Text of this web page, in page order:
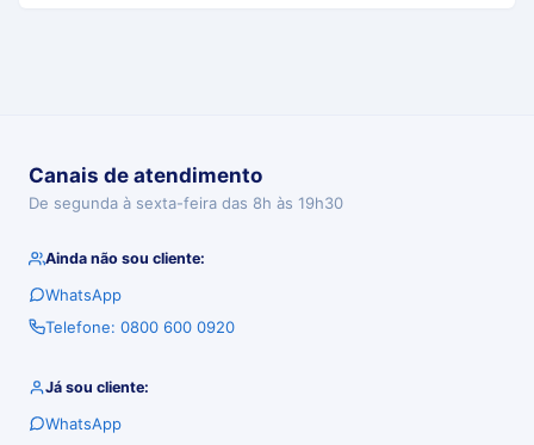
Canais de atendimento
De segunda à sexta-feira das 8h às 19h30
Ainda não sou cliente:
WhatsApp
Telefone: 0800 600 0920
Já sou cliente:
WhatsApp